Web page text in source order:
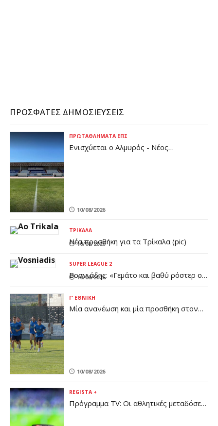
ΠΡΌΣΦΑΤΕΣ ΔΗΜΟΣΙΕΎΣΕΙΣ
ΠΡΩΤΑΘΛΉΜΑΤΑ ΕΠΣ
Ενισχύεται ο Αλμυρός - Νέος
10/08/2026
ΤΡΊΚΑΛΑ
Νέα προσθήκη για τα Τρίκαλα (pic)
10/08/2026
SUPER LEAGUE 2
Βοσνιάδης: «Γεμάτο και βαθύ ρόστερ ο
Πανσερραϊκός - Έχουμε πολύ δρόμο
μπροστά μας»
10/08/2026
Γ’ ΕΘΝΙΚΉ
Μία ανανέωση και μία προσθήκη στον
10/08/2026
REGISTA +
Πρόγραμμα TV: Οι αθλητικές μεταδόσεις